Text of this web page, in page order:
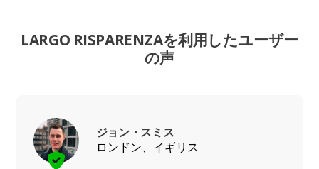
LARGO RISPARENZAを利用したユーザー
の声
ジョン・スミス
ロンドン、イギリス